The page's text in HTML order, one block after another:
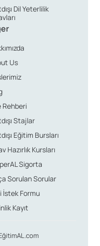
Dil Yeterlilik
Us
Rehberi
Stajlar
Eğitim Bursları
Hazırlık Kursları
Sigorta
Sorulan Sorular
İstek Formu
Kayıt